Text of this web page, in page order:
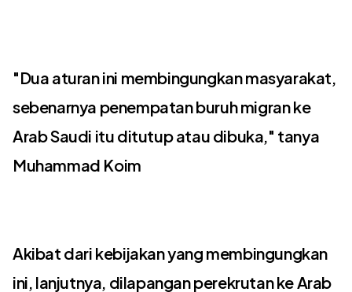
"Dua aturan ini membingungkan masyarakat,
sebenarnya penempatan buruh migran ke
Arab Saudi itu ditutup atau dibuka," tanya
Muhammad Koim
Akibat dari kebijakan yang membingungkan
ini, lanjutnya, dilapangan perekrutan ke Arab